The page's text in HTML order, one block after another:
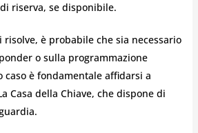
riserva, se disponibile.
è probabile che sia necessario
o sulla programmazione
caso è fondamentale affidarsi a
Casa della Chiave, che dispone di